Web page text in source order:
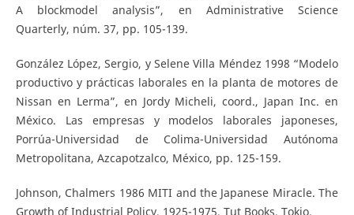
A blockmodel analysis”, en Administrative Science
Quarterly, núm. 37, pp. 105-139.
González López, Sergio, y Selene Villa Méndez 1998 “Modelo
productivo y prácticas laborales en la planta de motores de
Nissan en Lerma”, en Jordy Micheli, coord., Japan Inc. en
México. Las empresas y modelos laborales japoneses,
Porrúa-Universidad de Colima-Universidad Autónoma
Metropolitana, Azcapotzalco, México, pp. 125-159.
Johnson, Chalmers 1986 MITI and the Japanese Miracle. The
Growth of Industrial Policy, 1925-1975, Tut Books, Tokio.